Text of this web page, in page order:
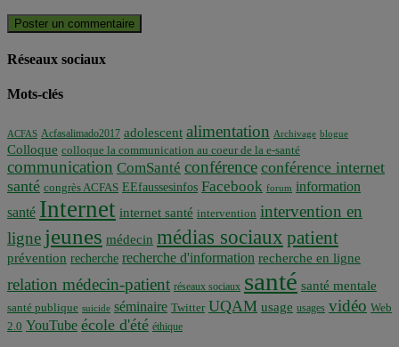
Réseaux sociaux
Mots-clés
ACFAS Acfasalimado2017 adolescent alimentation Archivage blogue
Colloque colloque la communication au coeur de la e-santé
communication ComSanté conférence conférence internet
santé congrès ACFAS EEfaussesinfos Facebook forum information
santé Internet internet santé intervention intervention en
ligne jeunes médecin médias sociaux patient
prévention recherche recherche d'information recherche en ligne
relation médecin-patient réseaux sociaux santé santé mentale
santé publique suicide séminaire Twitter UQAM usage usages vidéo Web
2.0 YouTube école d'été éthique